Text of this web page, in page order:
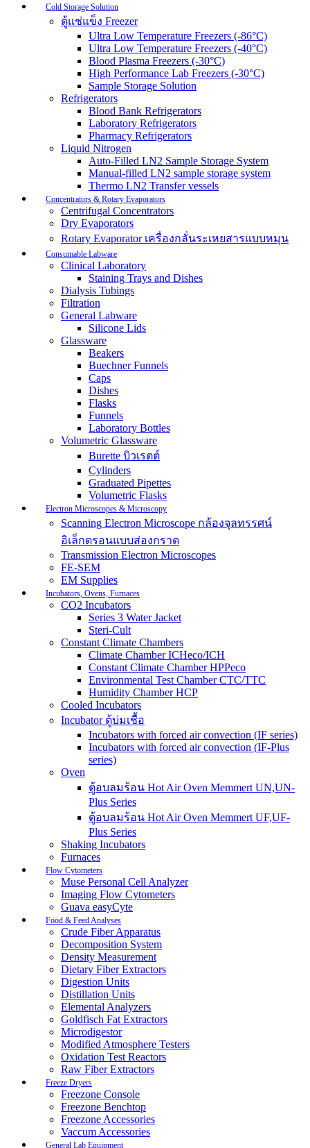
Cold Storage Solution
ตู้แช่แข็ง Freezer
Ultra Low Temperature Freezers (-86°C)
Ultra Low Temperature Freezers (-40°C)
Blood Plasma Freezers (-30°C)
High Performance Lab Freezers (-30°C)
Sample Storage Solution
Refrigerators
Blood Bank Refrigerators
Laboratory Refrigerators
Pharmacy Refrigerators
Liquid Nitrogen
Auto-Filled LN2 Sample Storage System
Manual-filled LN2 sample storage system
Thermo LN2 Transfer vessels
Concentrators & Rotary Evaporators
Centrifugal Concentrators
Dry Evaporators
Rotary Evaporator เครื่องกลั่นระเหยสารแบบหมุน
Consumable Labware
Clinical Laboratory
Staining Trays and Dishes
Dialysis Tubings
Filtration
General Labware
Silicone Lids
Glassware
Beakers
Buechner Funnels
Caps
Dishes
Flasks
Funnels
Laboratory Bottles
Volumetric Glassware
Burette บิวเรตต์
Cylinders
Graduated Pipettes
Volumetric Flasks
Electron Microscopes & Microscopy
Scanning Electron Microscope กล้องจุลทรรศน์
อิเล็กตรอนแบบส่องกราด
Transmission Electron Microscopes
FE-SEM
EM Supplies
Incubators, Ovens, Furnaces
CO2 Incubators
Series 3 Water Jacket
Steri-Cult
Constant Climate Chambers
Climate Chamber ICHeco/ICH
Constant Climate Chamber HPPeco
Environmental Test Chamber CTC/TTC
Humidity Chamber HCP
Cooled Incubators
Incubator ตู้บ่มเชื้อ
Incubators with forced air convection (IF series)
Incubators with forced air convection (IF-Plus
series)
Oven
ตู้อบลมร้อน Hot Air Oven Memmert UN,UN-
Plus Series
ตู้อบลมร้อน Hot Air Oven Memmert UF,UF-
Plus Series
Shaking Incubators
Furnaces
Flow Cytometers
Muse Personal Cell Analyzer
Imaging Flow Cytometers
Guava easyCyte
Food & Feed Analyses
Crude Fiber Apparatus
Decomposition System
Density Measurement
Dietary Fiber Extractors
Digestion Units
Distillation Units
Elemental Analyzers
Goldfisch Fat Extractors
Microdigestor
Modified Atmosphere Testers
Oxidation Test Reactors
Raw Fiber Extractors
Freeze Dryers
Freezone Console
Freezone Benchtop
Freezone Accessories
Vaccum Accessories
General Lab Equipment